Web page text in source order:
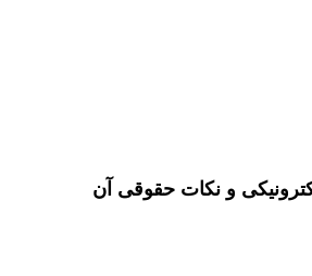
و نکات حقوقی آن